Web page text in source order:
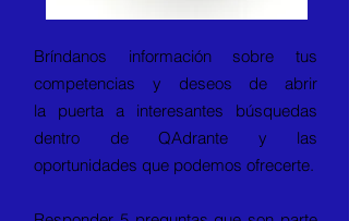
Bríndanos información sobre tus
competencias y deseos de abrir
la puerta a interesantes búsquedas
dentro de QAdrante y las
oportunidades que podemos ofrecerte.